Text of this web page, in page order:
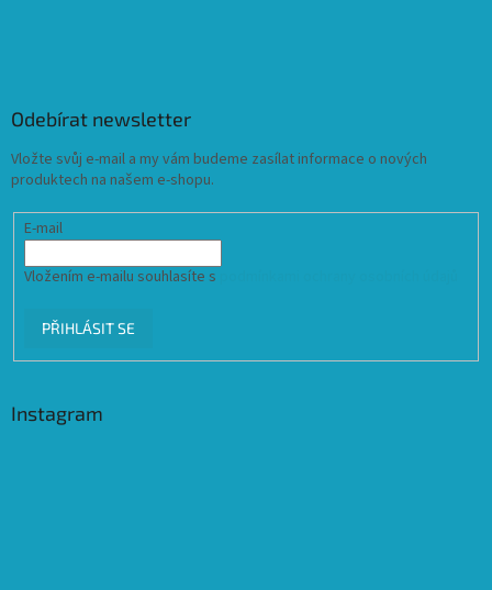
Odebírat newsletter
Vložte svůj e-mail a my vám budeme zasílat informace o nových
produktech na našem e-shopu.
E-mail
Vložením e-mailu souhlasíte s
PŘIHLÁSIT SE
Instagram